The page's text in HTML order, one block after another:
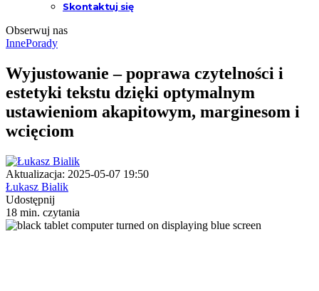
Skontaktuj się
Obserwuj nas
InnePorady
Wyjustowanie – poprawa czytelności i
estetyki tekstu dzięki optymalnym
ustawieniom akapitowym, marginesom i
wcięciom
Aktualizacja: 2025-05-07 19:50
Łukasz Bialik
Udostępnij
18 min. czytania